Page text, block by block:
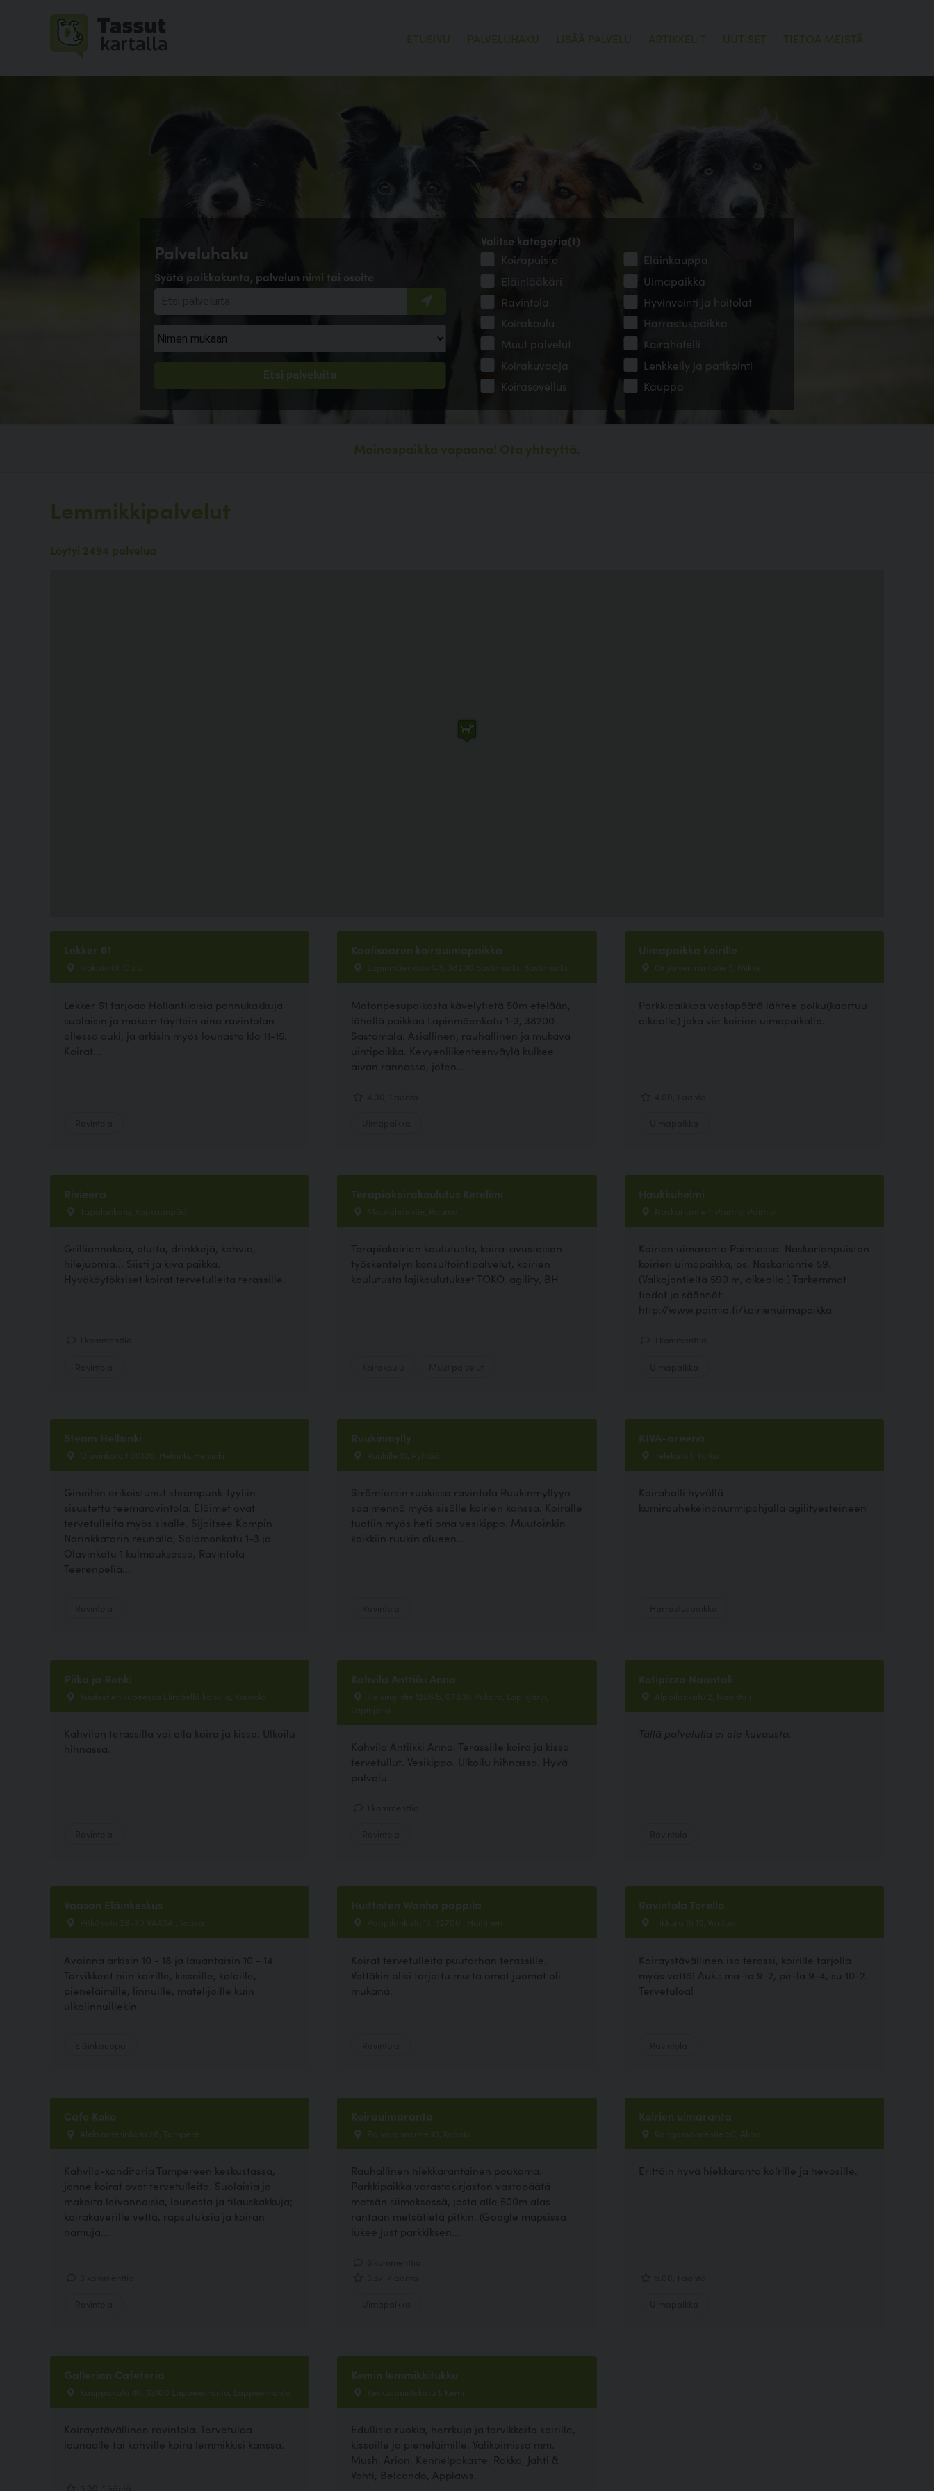
ETUSIVU PALVELUHAKU LISÄÄ PALVELU ARTIKKELIT UUTISET TIETOA MEISTÄ
Palveluhaku
Syötä paikkakunta, palvelun nimi tai osoite
Valitse kategoria(t)
Koirapuisto
Eläinkauppa
Eläinlääkäri
Uimapaikka
Ravintola
Hyvinvointi ja hoitolat
Koirakoulu
Harrastuspaikka
Muut palvelut
Koirahotelli
Koirakuvaaja
Lenkkeily ja patikointi
Koirasovellus
Kauppa
Mainospaikka vapaana! Ota yhteyttä.
Lemmikkipalvelut
Löytyi 2494 palvelua
Lekker 61
Isokatu 61, Oulu
Lekker 61 tarjoaa Hollantilaisia pannukakkuja
suolaisin ja makein täyttein aina ravintolan
ollessa auki, ja arkisin myös lounasta klo 11-15.
Koirat...
Kaalisaaren koirauimapaikka
Lapinmäenkatu 1-3, 38200 Sastamala, Sastamala
Matonpesupaikasta kävelytietä 50m etelään,
lähellä paikkaa Lapinmäenkatu 1-3, 38200
Sastamala. Asiallinen, rauhallinen ja mukava
uintipaikka. Kevyenliikenteenväylä kulkee
aivan rannassa, joten...
Uimapaikka koirille
Orijärven rantatie 5, Mikkeli
Parkkipaikkaa vastapäätä lähtee polku(kaartuu
oikealle) joka vie koirien uimapaikalle.
Rivieera
Tapalankatu, Kankaanpää
Grilliannoksia, olutta, drinkkejä, kahvia,
hilejuomia... Siisti ja kiva paikka.
Hyväkäytöksiset koirat tervetulleita terassille.
Terapiakoirakoulutus Keteliini
Maatähdentie, Rauma
Terapiakoirien koulutusta, koira-avusteisen
työskentelyn konsultointipalvelut, koirien
koulutusta lajikoulutukset TOKO, agility, BH
Haukkuhelmi
Naskarlantie 1, Paimio, Paimio
Koirien uimaranta Paimiossa. Naskarlanpuiston
koirien uimapaikka, os. Naskarlantie 59.
(Valkojantieltä 590 m, oikealla.) Tarkemmat
tiedot ja säännöt:
http://www.paimio.fi/koirienuimapaikka
Steam Hellsinki
Olavinkatu 1 00100, Helsinki, Helsinki
Gineihin erikoistunut steampunk-tyyliin
sisustettu teemaravintola. Eläimet ovat
tervetulleita myös sisälle. Sijaitsee Kampin
Narinkkatorin reunalla, Salomonkatu 1-3 ja
Olavinkatu 1 kulmauksessa, Ravintola
Teerenpeliä...
Ruukinmylly
Ruukille 15, Pyhtää
Strömforsin ruukissa ravintola Ruukinmyllyyn
saa mennä myös sisälle koirien kanssa. Koiralle
tuotiin myös heti oma vesikippo. Muutoinkin
kaikkiin ruukin alueen...
KIVA-areena
Telekatu 1, Turku
Koirahalli hyvällä
kumirouhekeinonurmipohjalla agilityesteineen
Piika ja Renki
Kuutostien kupeessa Elimäellä kahvila, Kouvola
Kahvilan terassilla voi olla koira ja kissa. Ulkoilu
hihnassa.
Kahvila Anttiiki Anna
Helsingintie 1286 b, 07830 Pukaro, Lapinjärvi,
Lapinjärvi
Kahvila Antiikki Anna. Terassiile koira ja kissa
tervetullut. Vesikippo. Ulkoilu hihnassa. Hyvä
palvelu.
Kotipizza Naantali
Alppilankatu 2, Naantali
Tällä palvelulla ei ole kuvausta.
Vaasan Eläinkeskus
Pitkäkatu 28-30 VAASA , Vaasa
Avoinna arkisin 10 - 18 ja lauantaisin 10 - 14
Tarvikkeet niin koirille, kissoille, kaloille,
pieneläimille, linnuille, matelijoille kuin
ulkolinnuillekin
Huittisten Wanha pappila
Pappilankatu 13, 32700 , Huittinen
Koirat tervetulleita puutarhan terassille.
Vettäkin olisi tarjottu mutta omat juomat oli
mukana.
Ravintola Torello
Tikkuraitti 15, Vantaa
Koiraystävällinen iso terassi, koirille tarjolla
myös vettä! Auk.: ma-to 9-2, pe-la 9-4, su 10-2.
Tervetuloa!
Cafe Koko
Aleksanterinkatu 28, Tampere
Kahvila-konditoria Tampereen keskustassa,
jonne koirat ovat tervetulleita. Suolaisia ja
makeita leivonnaisia, lounasta ja tilauskakkuja;
koirakaverille vettä, rapsutuksia ja koiran
namuja....
Koirauimaranta
Päivärannantie 10, Kuopio
Rauhallinen hiekkarantainen poukama.
Parkkipaikka varastokirjaston vastapäätä
metsän siimeksessä, josta alle 500m alas
rantaan metsätietä pitkin. (Google mapsissa
lukee just parkkiksen...
Koirien uimaranta
Kangassaarentie 50, Akaa
Erittäin hyvä hiekkaranta koírille ja hevosille.
Gallerian Cafeteria
Kauppakatu 40, 53100 Lappeenranta, Lappeenranta
Koiraystävällinen ravintola. Tervetuloa
lounaalle tai kahville koira lemmikkisi kanssa.
Kemin lemmikkitukku
Keskuspuistokatu 1, Kemi
Edullisia ruokia, herrkuja ja tarvikkeita koirille,
kissoille ja pieneläimille. Valikoimissa mm.
Mush, Arion, Kennelpakaste, Rokka, Jahti &
Vahti, Belcando, Applaws.